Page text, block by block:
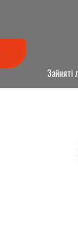
Зайняті